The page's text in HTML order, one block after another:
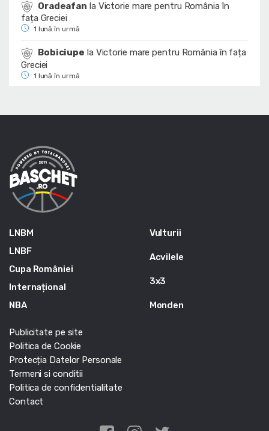
Oradeafan la Victorie mare pentru România în
fața Greciei
1 lună în urmă
Bobiciupe la Victorie mare pentru România în fața
Greciei
1 lună în urmă
LNBM
LNBF
Cupa României
Internațional
NBA
Vulturii
Acvilele
3x3
Monden
Publicitate pe site
Politica de Cookie
Protecția Datelor Personale
Termeni si conditii
Politica de confidentialitate
Contact